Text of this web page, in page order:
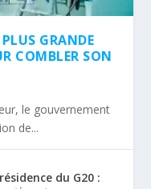
GRANDE
COMBLER SON
le gouvernement
de...
du G20 :